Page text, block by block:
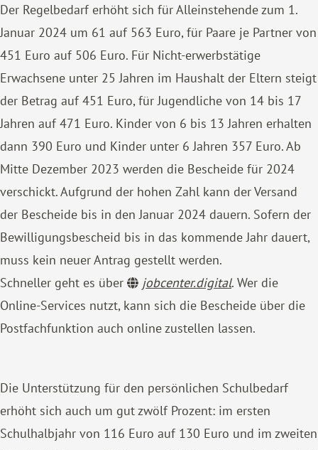
Der Regelbedarf erhöht sich für Alleinstehende zum 1.
Januar 2024 um 61 auf 563 Euro, für Paare je Partner von
451 Euro auf 506 Euro. Für Nicht-erwerbstätige
Erwachsene unter 25 Jahren im Haushalt der Eltern steigt
der Betrag auf 451 Euro, für Jugendliche von 14 bis 17
Jahren auf 471 Euro. Kinder von 6 bis 13 Jahren erhalten
dann 390 Euro und Kinder unter 6 Jahren 357 Euro. Ab
Mitte Dezember 2023 werden die Bescheide für 2024
verschickt. Aufgrund der hohen Zahl kann der Versand
der Bescheide bis in den Januar 2024 dauern. Sofern der
Bewilligungsbescheid bis in das kommende Jahr dauert,
muss kein neuer Antrag gestellt werden.
Schneller geht es über
jobcenter.digital. Wer die
Online-Services nutzt, kann sich die Bescheide über die
Postfachfunktion auch online zustellen lassen.
Die Unterstützung für den persönlichen Schulbedarf
erhöht sich auch um gut zwölf Prozent: im ersten
Schulhalbjahr von 116 Euro auf 130 Euro und im zweiten